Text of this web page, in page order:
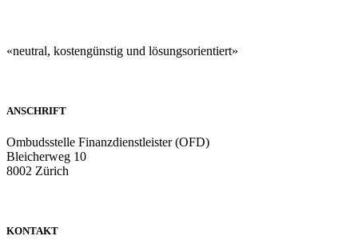
«neutral, kostengünstig und lösungsorientiert»
ANSCHRIFT
Ombudsstelle Finanzdienstleister (OFD)
Bleicherweg 10
8002 Zürich
KONTAKT